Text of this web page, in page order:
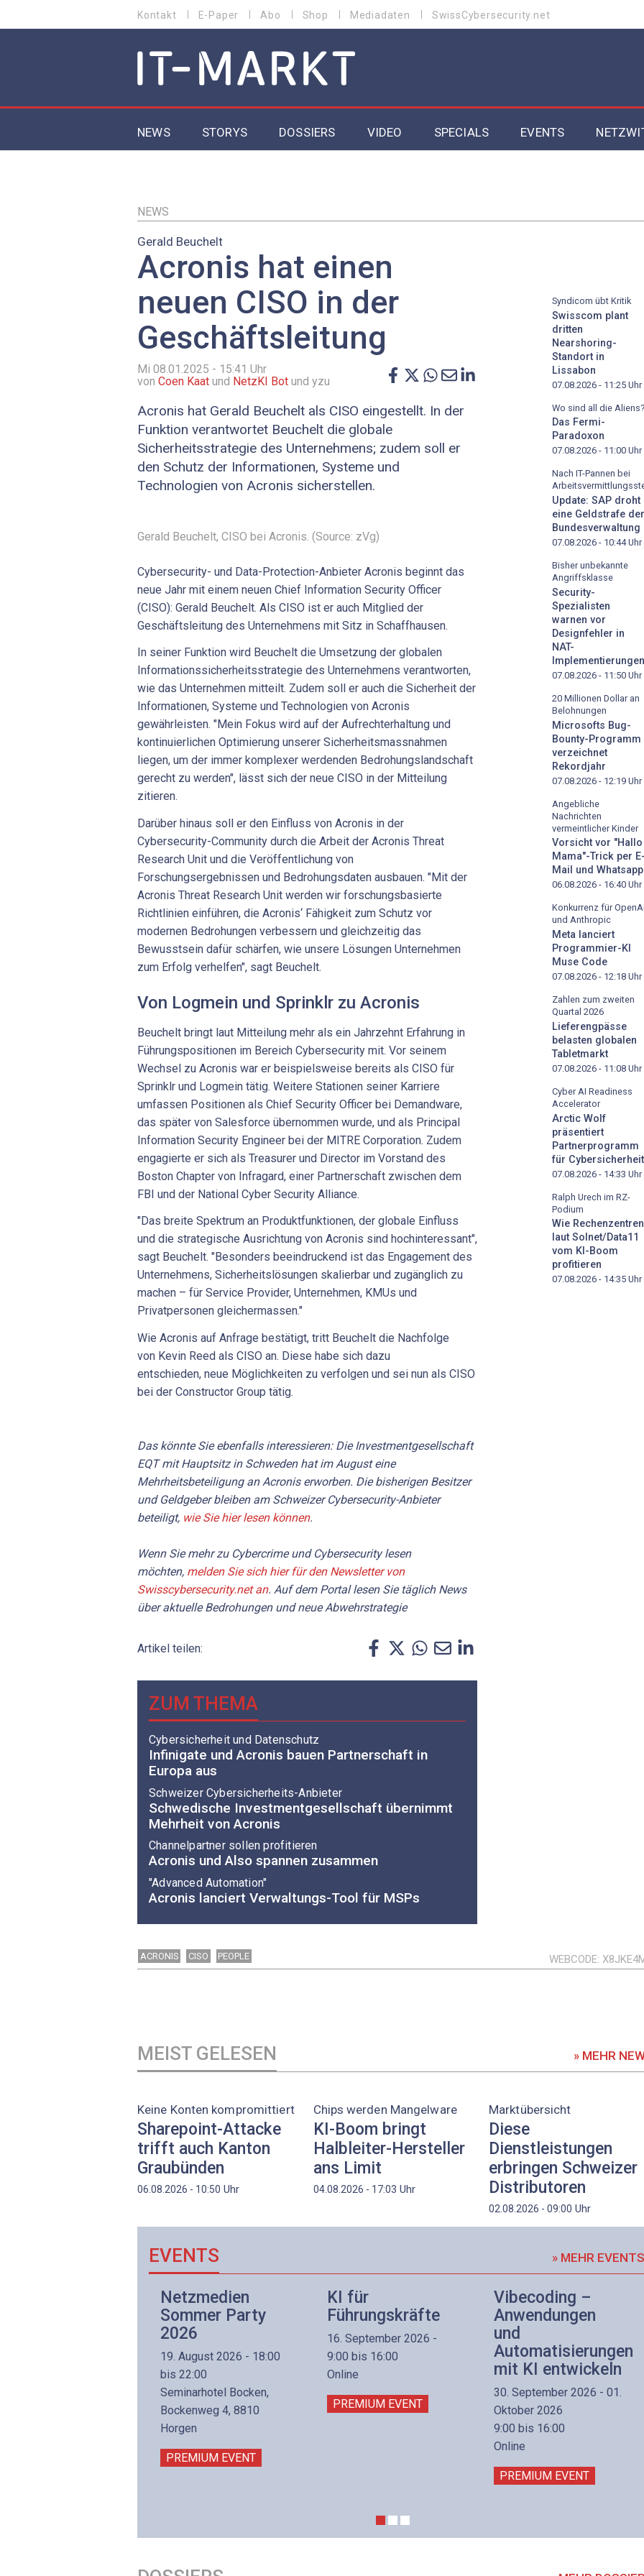
zum
MENU
Kontakt E-Paper Abo Shop Mediadaten SwissCybersecurity.net
MAIN NAVIGATION
NEWS STORYS DOSSIERS
EU-DSGVO
VIDEO SPECIALS EVENTS
NEWS
Gerald Beuchelt
Acronis hat einen
neuen CISO in der
Geschäftsleitung
Mi 08.01.2025 - 15:41 Uhr
von Coen Kaat und NetzKI Bot und yzu
Acronis hat Gerald Beuchelt als CISO eingestellt. In der
Funktion verantwortet Beuchelt die globale
Sicherheitsstrategie des Unternehmens; zudem soll er
den Schutz der Informationen, Systeme und
Technologien von Acronis sicherstellen.
Gerald Beuchelt, CISO bei Acronis. (Source: zVg)
Cybersecurity- und Data-Protection-Anbieter Acronis beginnt das
neue Jahr mit einem neuen Chief Information Security Officer
(CISO): Gerald Beuchelt. Als CISO ist er auch Mitglied der
Geschäftsleitung des Unternehmens mit Sitz in Schaffhausen.
In seiner Funktion wird Beuchelt die Umsetzung der globalen
Informationssicherheitsstrategie des Unternehmens verantworten,
wie das Unternehmen mitteilt. Zudem soll er auch die Sicherheit der
Informationen, Systeme und Technologien von Acronis
gewährleisten. "Mein Fokus wird auf der Aufrechterhaltung und
kontinuierlichen Optimierung unserer Sicherheitsmassnahmen
liegen, um der immer komplexer werdenden Bedrohungslandschaft
gerecht zu werden", lässt sich der neue CISO in der Mitteilung
zitieren.
Darüber hinaus soll er den Einfluss von Acronis in der
Cybersecurity-Community durch die Arbeit der Acronis Threat
Research Unit und die Veröffentlichung von
Forschungsergebnissen und Bedrohungsdaten ausbauen. "Mit der
Acronis Threat Research Unit werden wir forschungsbasierte
Richtlinien einführen, die Acronis‘ Fähigkeit zum Schutz vor
modernen Bedrohungen verbessern und gleichzeitig das
Bewusstsein dafür schärfen, wie unsere Lösungen Unternehmen
zum Erfolg verhelfen", sagt Beuchelt.
Von Logmein und Sprinklr zu Acronis
Beuchelt bringt laut Mitteilung mehr als ein Jahrzehnt Erfahrung in
Führungspositionen im Bereich Cybersecurity mit. Vor seinem
Wechsel zu Acronis war er beispielsweise bereits als CISO für
Sprinklr und Logmein tätig. Weitere Stationen seiner Karriere
umfassen Positionen als Chief Security Officer bei Demandware,
das später von Salesforce übernommen wurde, und als Principal
Information Security Engineer bei der MITRE Corporation. Zudem
engagierte er sich als Treasurer und Director im Vorstand des
Boston Chapter von Infragard, einer Partnerschaft zwischen dem
FBI und der National Cyber Security Alliance.
"Das breite Spektrum an Produktfunktionen, der globale Einfluss
und die strategische Ausrichtung von Acronis sind hochinteressant",
sagt Beuchelt. "Besonders beeindruckend ist das Engagement des
Unternehmens, Sicherheitslösungen skalierbar und zugänglich zu
machen – für Service Provider, Unternehmen, KMUs und
Privatpersonen gleichermassen."
Wie Acronis auf Anfrage bestätigt, tritt Beuchelt die Nachfolge
von Kevin Reed als CISO an. Diese habe sich dazu
entschieden, neue Möglichkeiten zu verfolgen und sei nun als CISO
bei der Constructor Group tätig.
Das könnte Sie ebenfalls interessieren: Die Investmentgesellschaft
EQT mit Hauptsitz in Schweden hat im August eine
Mehrheitsbeteiligung an Acronis erworben. Die bisherigen Besitzer
und Geldgeber bleiben am Schweizer Cybersecurity-Anbieter
beteiligt, wie Sie hier lesen können.
Wenn Sie mehr zu Cybercrime und Cybersecurity lesen
möchten, melden Sie sich hier für den Newsletter von
Swisscybersecurity.net an. Auf dem Portal lesen Sie täglich News
über aktuelle Bedrohungen und neue Abwehrstrategie
Artikel teilen:
ZUM THEMA
Cybersicherheit und Datenschutz
Infinigate und Acronis bauen Partnerschaft in
Europa aus
Schweizer Cybersicherheits-Anbieter
Schwedische Investmentgesellschaft übernimmt
Mehrheit von Acronis
Channelpartner sollen profitieren
Acronis und Also spannen zusammen
"Advanced Automation"
Acronis lanciert Verwaltungs-Tool für MSPs
Syndicom übt Kritik
Swisscom plant
dritten
Nearshoring-
Standort in
Lissabon
07.08.2026 - 11:25 Uhr
Wo sind all die Aliens?
Das Fermi-
Paradoxon
07.08.2026 - 11:00 Uhr
Nach IT-Pannen bei
Update: SAP droht
eine Geldstrafe der
Bundesverwaltung
07.08.2026 - 10:44Uhr
Bisher unbekannte
Angriffsklasse
Security-
Spezialisten
warnen vor
Designfehler in
NAT-
Implementierungen
07.08.2026 - 11:50 Uhr
20 Millionen Dollar an
Belohnungen
Microsofts Bug-
Bounty-Programm
verzeichnet
Rekordjahr
07.08.2026 - 12:19 Uhr
Angebliche
Nachrichten
vermeintlicher Kinder
Vorsicht vor "Hallo
Mama"-Trick per E-
Mail und Whatsapp
06.08.2026 - 16:40 Uhr
Konkurrenz für OpenAI
und Anthropic
Meta lanciert
Programmier-KI
Muse Code
07.08.2026 - 12:18 Uhr
Zahlen zum zweiten
Quartal 2026
Lieferengpässe
belasten globalen
Tabletmarkt
07.08.2026 - 11:08 Uhr
Cyber AI Readiness
Accelerator
Arctic Wolf
präsentiert
Partnerprogramm
für Cybersicherheit
07.08.2026 - 14:33 Uhr
Ralph Urech im RZ-
Podium
Wie Rechenzentren
laut Solnet/Data11
vom KI-Boom
profitieren
07.08.2026 - 14:35 Uhr
ACRONIS CISO PEOPLE WEBCODE
MEIST GELESEN » MEHR
Keine Konten kompromittiert
Sharepoint-Attacke
trifft auch Kanton
Graubünden
06.08.2026 - 10:50 Uhr
Chips werden Mangelware
KI-Boom bringt
Halbleiter-Hersteller
ans Limit
04.08.2026 - 17:03 Uhr
Marktübersicht
Diese
Dienstleistungen
erbringen Schweizer
Distributoren
02.08.2026 - 09:00 Uhr
EVENTS » MEHR EVENTS
Netzmedien
Sommer Party
2026
19. August 2026 - 18:00
bis 22:00
Seminarhotel Bocken,
Bockenweg 4, 8810
Horgen
PREMIUM EVENT
KI für
Führungskräfte
16. September 2026 -
9:00 bis 16:00
Online
PREMIUM EVENT
Vibecoding –
Anwendungen
und
Automatisierungen
mit KI entwickeln
30. September 2026 - 01.
Oktober 2026
9:00 bis 16:00
Online
PREMIUM EVENT